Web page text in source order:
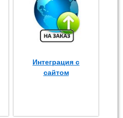
Интеграция с
сайтом